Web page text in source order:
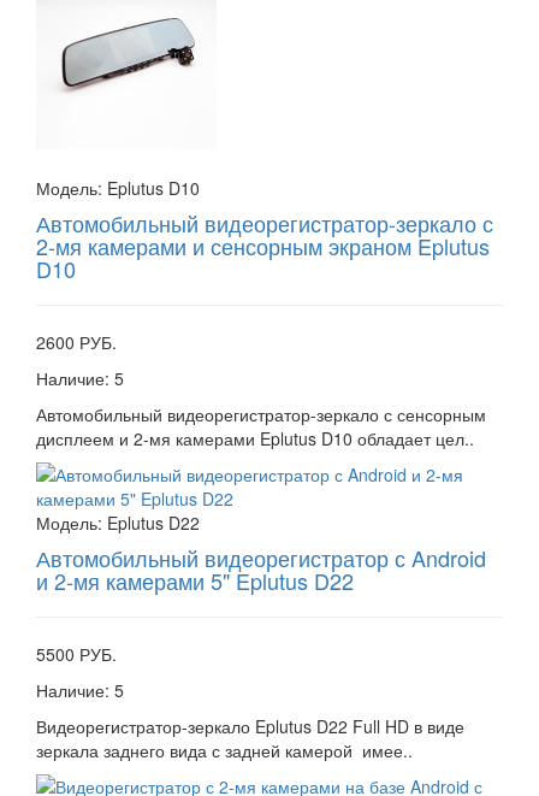
Модель: Eplutus D10
Автомобильный видеорегистратор-зеркало с
2-мя камерами и сенсорным экраном Eplutus
D10
2600 РУБ.
Наличие: 5
Автомобильный видеорегистратор-зеркало с сенсорным
дисплеем и 2-мя камерами Eplutus D10 обладает цел..
Модель: Eplutus D22
Автомобильный видеорегистратор с Android
и 2-мя камерами 5" Eplutus D22
5500 РУБ.
Наличие: 5
Видеорегистратор-зеркало Eplutus D22 Full HD в виде
зеркала заднего вида с задней камерой имее..